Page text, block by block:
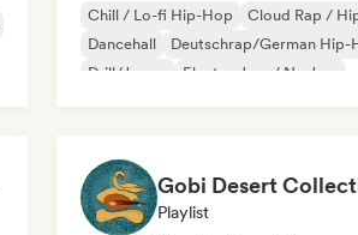
Chill / Lo-fi Hip-Hop
Cloud Rap /
Dancehall
Deutschrap/German Hip-
Drill/Jersey
Electro Jazz / Nu Jazz
Gobi Desert
Playlist